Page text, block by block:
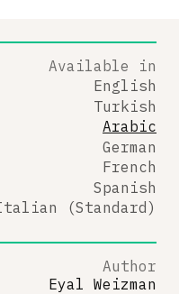
Available in
English
Turkish
Arabic
German
French
Spanish
(Standard)
Author
Eyal Weizman